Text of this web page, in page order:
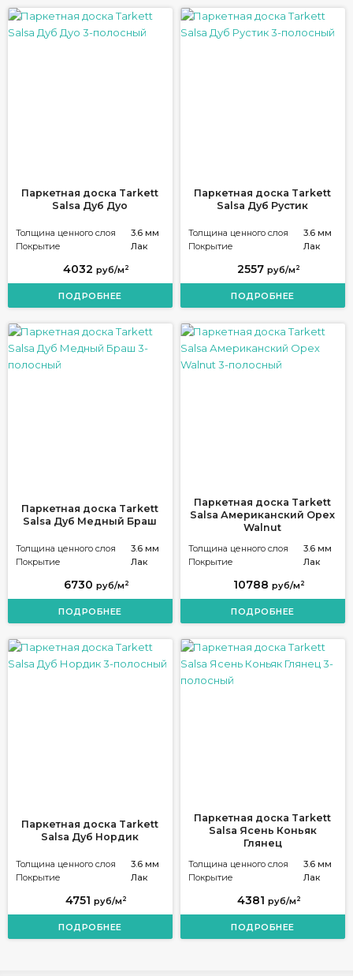
Паркетная доска Tarkett
Salsa Дуб Дуо
Толщина ценного слоя
3.6 мм
Покрытие
Лак
4032 руб/м 2
ПОДРОБНЕЕ
Паркетная доска Tarkett
Salsa Дуб Рустик
Толщина ценного слоя
3.6 мм
Покрытие
Лак
2557 руб/м 2
ПОДРОБНЕЕ
Паркетная доска Tarkett
Salsa Дуб Медный Браш
Толщина ценного слоя
3.6 мм
Покрытие
Лак
6730 руб/м 2
ПОДРОБНЕЕ
Паркетная доска Tarkett
Salsa Американский Орех
Walnut
Толщина ценного слоя
3.6 мм
Покрытие
Лак
10788 руб/м 2
ПОДРОБНЕЕ
Паркетная доска Tarkett
Salsa Дуб Нордик
Толщина ценного слоя
3.6 мм
Покрытие
Лак
4751 руб/м 2
ПОДРОБНЕЕ
Паркетная доска Tarkett
Salsa Ясень Коньяк
Глянец
Толщина ценного слоя
3.6 мм
Покрытие
Лак
4381 руб/м 2
ПОДРОБНЕЕ